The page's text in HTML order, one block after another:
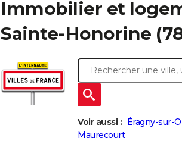
Immobilier et
Sainte-Honorine
Voir aussi : Éragny-sur-
Maurecourt